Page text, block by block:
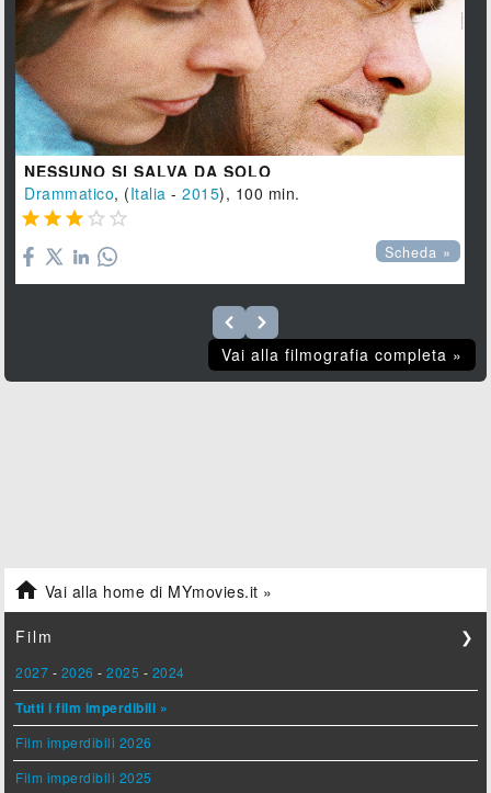
NESSUNO SI SALVA DA SOLO
Drammatico, (Italia -2015), 100 min.
    
Scheda »
Vai alla filmografia completa »
 Vai alla home di MYmovies.it »
Film ❯
2027 - 2026 -2025 - 2024
Tutti i film imperdibili »
Film imperdibili 2026
Film imperdibili 2025